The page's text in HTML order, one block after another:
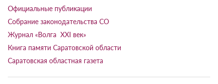
Официальные публикации
Собрание законодательства СО
Журнал «Волга XXI век»
Книга памяти Саратовской области
Саратовская областная газета